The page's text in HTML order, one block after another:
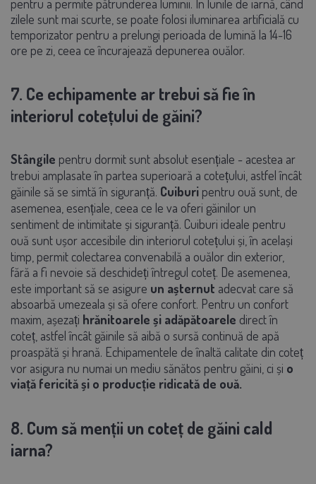
pentru a permite pătrunderea luminii. În lunile de iarnă, când
zilele sunt mai scurte, se poate folosi iluminarea artificială cu
temporizator pentru a prelungi perioada de lumină la 14-16
ore pe zi, ceea ce încurajează depunerea ouălor.
7. Ce echipamente ar trebui să fie în
interiorul cotețului de găini?
Stângile pentru dormit sunt absolut esențiale - acestea ar
trebui amplasate în partea superioară a cotețului, astfel încât
găinile să se simtă în siguranță. Cuiburi pentru ouă sunt, de
asemenea, esențiale, ceea ce le va oferi găinilor un
sentiment de intimitate și siguranță. Cuiburi ideale pentru
ouă sunt ușor accesibile din interiorul cotețului și, în același
timp, permit colectarea convenabilă a ouălor din exterior,
fără a fi nevoie să deschideți întregul coteț. De asemenea,
este important să se asigure un așternut adecvat care să
absoarbă umezeala și să ofere confort. Pentru un confort
maxim, așezați hrănitoarele și adăpătoarele direct în
coteț, astfel încât găinile să aibă o sursă continuă de apă
proaspătă și hrană. Echipamentele de înaltă calitate din coteț
vor asigura nu numai un mediu sănătos pentru găini, ci și o
viață fericită și o producție ridicată de ouă.
8. Cum să menții un coteț de găini cald
iarna?